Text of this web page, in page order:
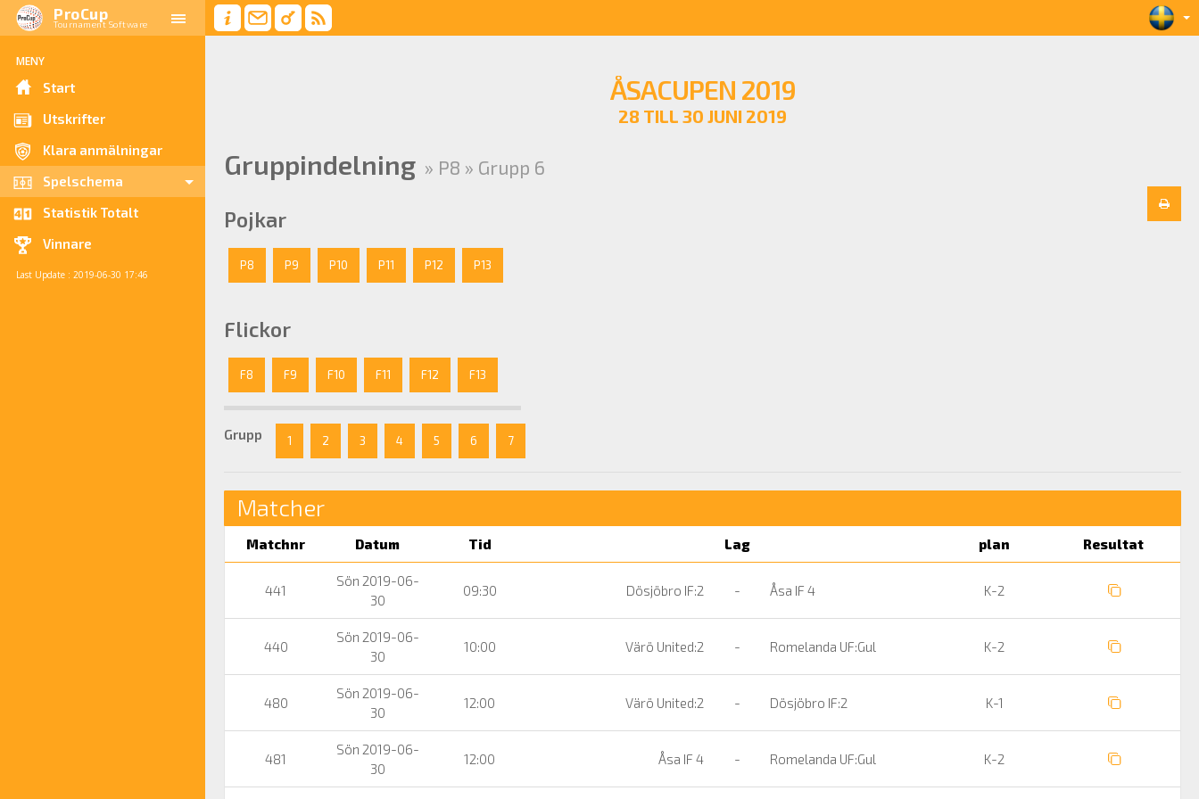
ProCup
Tournament Software
MENY
Start
Utskrifter
Klara anmälningar
Spelschema
Statistik Totalt
Vinnare
Last Update : 2019-06-30 17:46
ÅSACUPEN 2019
28 TILL 30 JUNI 2019
Gruppindelning » P8 » Grupp 6
Pojkar
P8 P9 P10 P11 P12 P13
Flickor
F8 F9 F10 F11 F12 F13
Grupp 1 2 3 4 5 6 7
Matcher
Matchnr Datum Tid Lag plan Resultat
441
Sön 2019-06-
30
09:30 Dösjöbro IF:2 - Åsa IF 4 K-2
440
Sön 2019-06-
30
10:00 Värö United:2 - Romelanda UF:Gul K-2
480
Sön 2019-06-
30
12:00 Värö United:2 - Dösjöbro IF:2 K-1
481
Sön 2019-06-
30
12:00 Åsa IF 4 - Romelanda UF:Gul K-2